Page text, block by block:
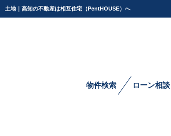
土地｜高知の不動産は相互住宅（PentHOUSE）へ
物件検索 ローン相談